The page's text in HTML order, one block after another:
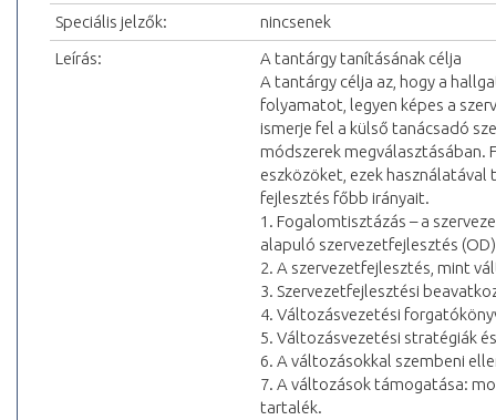
Speciális jelzők:
nincsenek
Leírás:
A tantárgy tanításának célja
A tantárgy célja az, hogy a
folyamatot, legyen képes a
ismerje fel a külső tanácsadó
módszerek megválasztásában.
eszközöket, ezek
fejlesztés főbb irányait.
1. Fogalomtisztázás – a
alapuló szervezetfejlesztés
2. A szervezetfejlesztés, mint
3. Szervezetfejlesztési
4. Változásvezetési
5. Változásvezetési stratégiák
6. A változásokkal szembeni
7. A változások támogatása:
tartalék.